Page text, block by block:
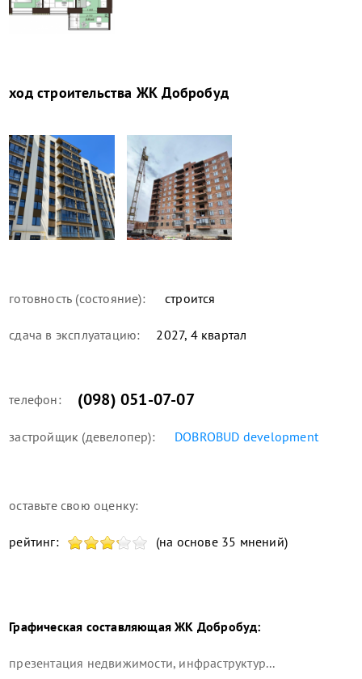
ход строительства ЖК Добробуд
готовность (состояние): строится
сдача в эксплуатацию: 2027, 4 квартал
телефон: (098) 051-07-07
застройщик (девелопер): DOBROBUD development
оставьте свою оценку:
рейтинг: (на основе 35 мнений)
Графическая составляющая ЖК Добробуд:
презентация недвижимости, инфраструктур...